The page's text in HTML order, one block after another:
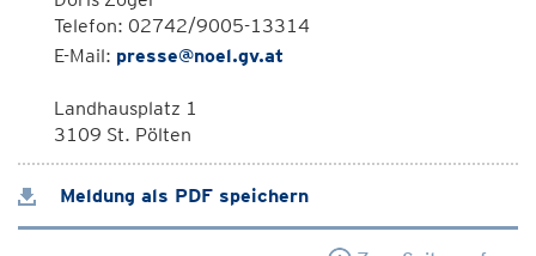
Telefon: 02742/9005-13314
E-Mail: presse@noel.gv.at
Landhausplatz 1
3109 St. Pölten
Meldung als PDF speichern